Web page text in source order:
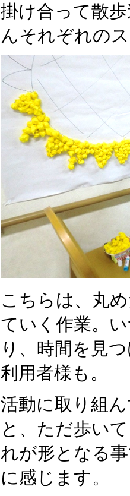
掛け合って散
んそれぞれの
こちらは、丸
ていく作業。
り、時間を見
利用者様も。
活動に取り組
と、ただ歩い
れが形となる
に感じます。